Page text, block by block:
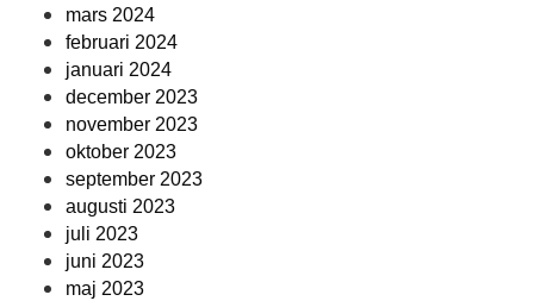
mars 2024
februari 2024
januari 2024
december 2023
november 2023
oktober 2023
september 2023
augusti 2023
juli 2023
juni 2023
maj 2023